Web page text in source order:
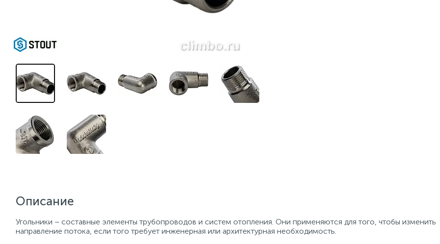
Описание
Угольники – составные элементы трубопроводов и систем отопления. Они применяются для того, чтобы изменить
направление потока, если того требует инженерная или архитектурная необходимость.